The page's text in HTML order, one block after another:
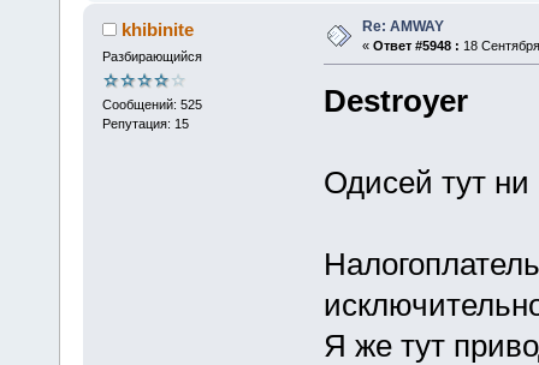
khibinite
Разбирающийся
Сообщений: 525
Репутация: 15
Re: AMWAY
« Ответ #5948 : 18
Destroyer
Одисей тут
Я же тут